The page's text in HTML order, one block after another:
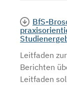
BfS-
Leitfaden
Berichten
Leitfaden